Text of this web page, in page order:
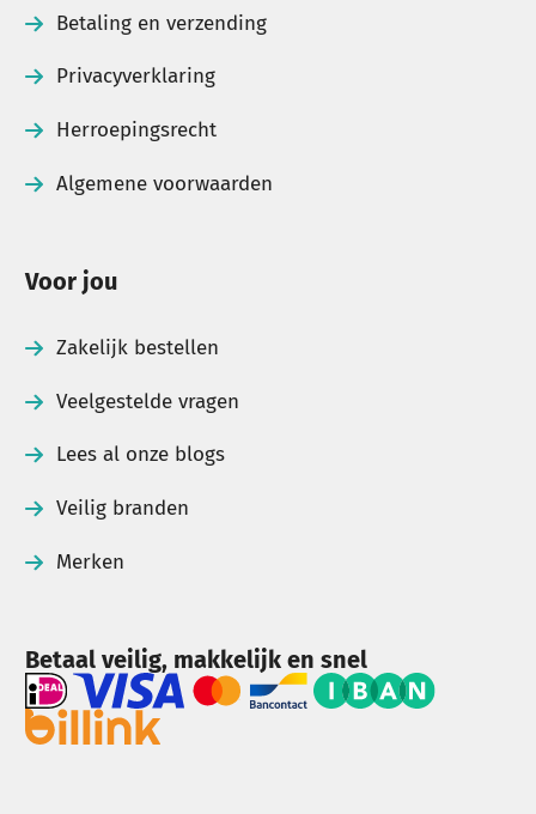
Betaling en verzending
Privacyverklaring
Herroepingsrecht
Algemene voorwaarden
Voor jou
Zakelijk bestellen
Veelgestelde vragen
Lees al onze blogs
Veilig branden
Merken
Betaal veilig, makkelijk en snel